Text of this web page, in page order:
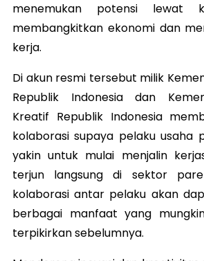
menemukan potensi lewat
membangkitkan ekonomi dan
kerja.
Di akun resmi tersebut milik
Republik Indonesia dan
Kreatif Republik Indonesia
kolaborasi supaya pelaku usaha
yakin untuk mulai menjalin
terjun langsung di sektor
kolaborasi antar pelaku akan
berbagai manfaat yang
terpikirkan sebelumnya.